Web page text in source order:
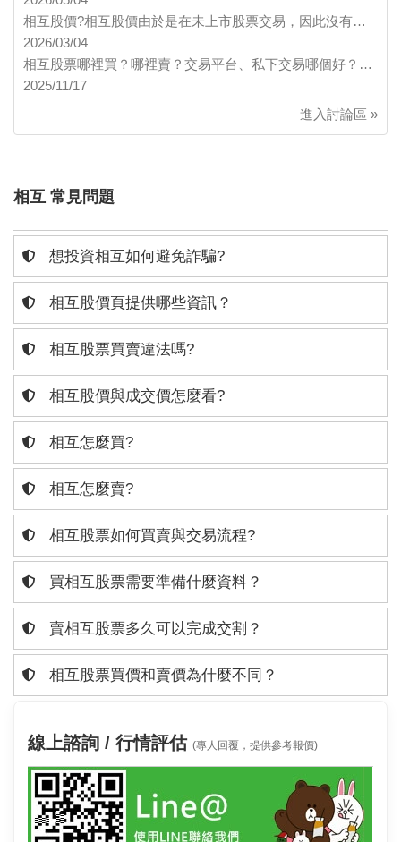
相互股價?相互股價由於是在未上市股票交易，因此沒有…
2026/03/04
相互股票哪裡買？哪裡賣？交易平台、私下交易哪個好？…
2025/11/17
進入討論區 »
相互 常見問題
想投資相互如何避免詐騙?
相互股價頁提供哪些資訊？
相互股票買賣違法嗎?
相互股價與成交價怎麼看?
相互怎麼買?
相互怎麼賣?
相互股票如何買賣與交易流程?
買相互股票需要準備什麼資料？
賣相互股票多久可以完成交割？
相互股票買價和賣價為什麼不同？
線上諮詢 / 行情評估 (專人回覆，提供參考報價)